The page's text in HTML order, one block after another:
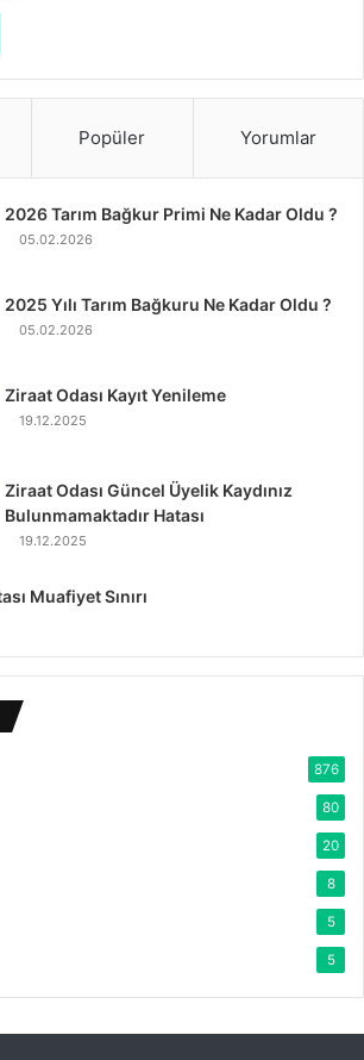
Popüler Yorumlar
2026 Tarım Bağkur Primi Ne Kadar Oldu ?
05.02.2026
2025 Yılı Tarım Bağkuru Ne Kadar Oldu ?
05.02.2026
Ziraat Odası Kayıt Yenileme
19.12.2025
Ziraat Odası Güncel Üyelik Kaydınız
Bulunmamaktadır Hatası
19.12.2025
Muafiyet Sınırı
876
80
20
8
5
5